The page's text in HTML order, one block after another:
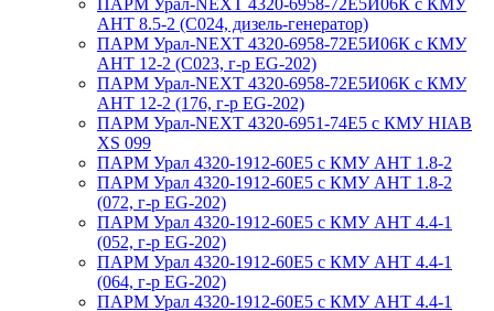
ПАРМ Урал-NEXT 4320-6958-72Е5И06К с КМУ
АНТ 8.5-2 (С024, дизель-генератор)
ПАРМ Урал-NEXT 4320-6958-72Е5И06К с КМУ
АНТ 12-2 (С023, г-р EG-202)
ПАРМ Урал-NEXT 4320-6958-72Е5И06К с КМУ
АНТ 12-2 (176, г-р EG-202)
ПАРМ Урал-NEXT 4320-6951-74Е5 с КМУ HIAB
XS 099
ПАРМ Урал 4320-1912-60Е5 с КМУ АНТ 1.8-2
ПАРМ Урал 4320-1912-60Е5 с КМУ АНТ 1.8-2
(072, г-р EG-202)
ПАРМ Урал 4320-1912-60Е5 с КМУ АНТ 4.4-1
(052, г-р EG-202)
ПАРМ Урал 4320-1912-60Е5 с КМУ АНТ 4.4-1
(064, г-р EG-202)
ПАРМ Урал 4320-1912-60Е5 с КМУ АНТ 4.4-1